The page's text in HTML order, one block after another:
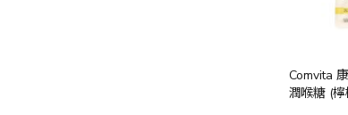
Comvita
潤喉糖 (